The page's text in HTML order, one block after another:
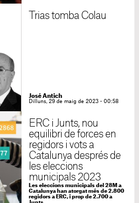
Trias tomba Colau
José Antich
Dilluns, 29 de maig de 2023 - 00:58
ERC i Junts, nou
equilibri de forces en
regidors i vots a
Catalunya després de
les eleccions
municipals 2023
Les eleccions municipals del 28M a
Catalunya han atorgat més de 2.800
regidors a ERC, i prop de 2.700 a